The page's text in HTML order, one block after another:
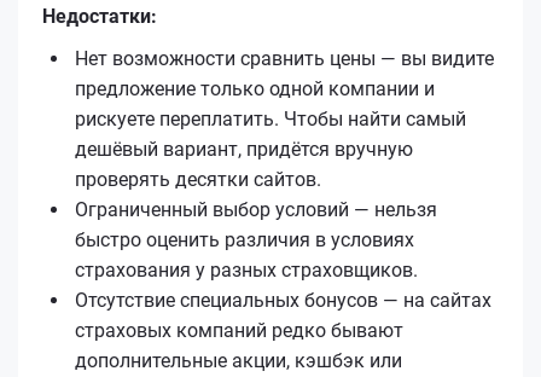
Недостатки:
Нет возможности сравнить цены — вы видите
предложение только одной компании и
рискуете переплатить. Чтобы найти самый
дешёвый вариант, придётся вручную
проверять десятки сайтов.
Ограниченный выбор условий — нельзя
быстро оценить различия в условиях
страхования у разных страховщиков.
Отсутствие специальных бонусов — на сайтах
страховых компаний редко бывают
дополнительные акции, кэшбэк или